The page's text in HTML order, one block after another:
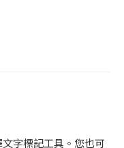
字標記工具。您也可